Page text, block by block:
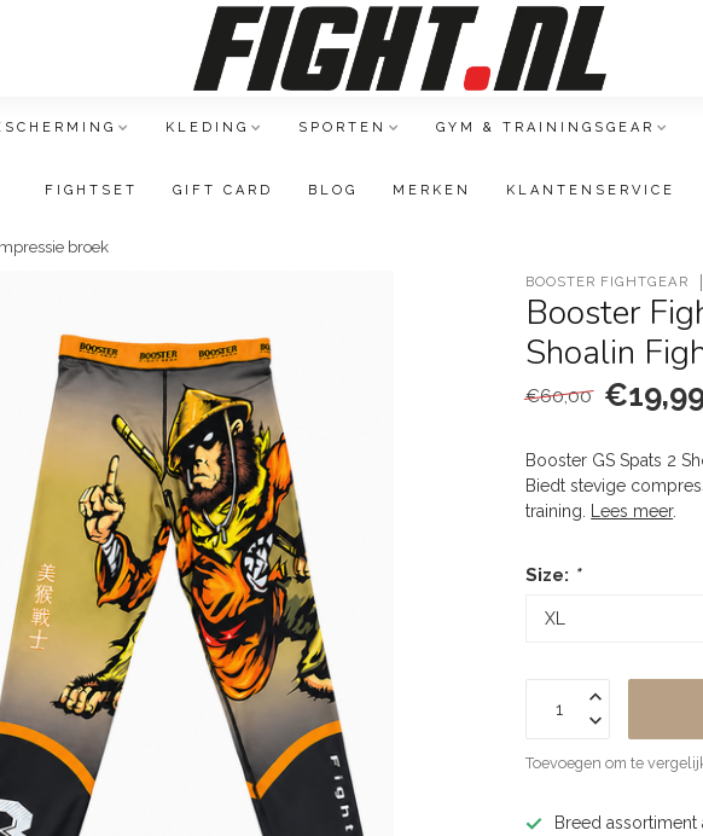
KLEDING SPORTEN GYM & TRAININGSGEAR
FIGHTSET GIFT CARD BLOG MERKEN KLANTENSERVICE
broek
BOOSTER FIGHTGEAR
Booster
Shoalin
€60,00
Booster GS Spats 2
Biedt stevige
training.
Lees meer.
Size: *
Toevoegen om te
Breed